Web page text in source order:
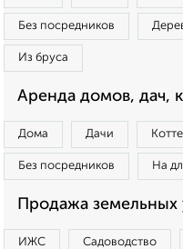
Без посредников
Из бруса
Аренда домов, дач,
Дома Дачи
Без посредников На
Продажа земельных
ИЖС Садоводство